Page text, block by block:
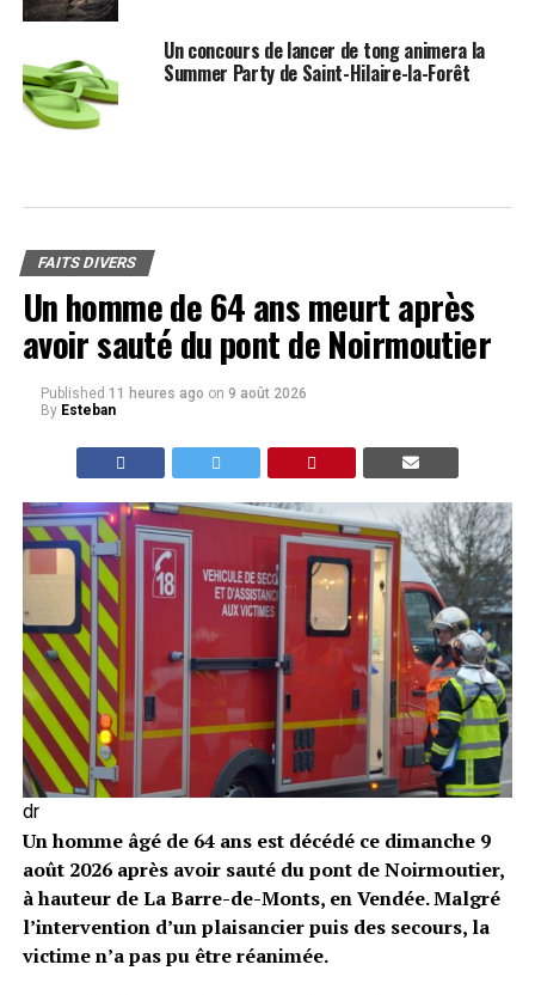
Un concours de lancer de tong animera la
Summer Party de Saint-Hilaire-la-Forêt
FAITS DIVERS
Un homme de 64 ans meurt après
avoir sauté du pont de Noirmoutier
Published 11 heures ago on 9 août 2026
By Esteban
dr
Un homme âgé de 64 ans est décédé ce dimanche 9
août 2026 après avoir sauté du pont de Noirmoutier,
à hauteur de La Barre-de-Monts, en Vendée. Malgré
l’intervention d’un plaisancier puis des secours, la
victime n’a pas pu être réanimée.